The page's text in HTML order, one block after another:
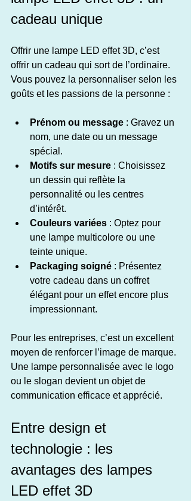
cadeau unique
Offrir une lampe LED effet 3D, c’est
offrir un cadeau qui sort de l’ordinaire.
Vous pouvez la personnaliser selon les
goûts et les passions de la personne :
Prénom ou message : Gravez un
nom, une date ou un message
spécial.
Motifs sur mesure : Choisissez
un dessin qui reflète la
personnalité ou les centres
d’intérêt.
Couleurs variées : Optez pour
une lampe multicolore ou une
teinte unique.
Packaging soigné : Présentez
votre cadeau dans un coffret
élégant pour un effet encore plus
impressionnant.
Pour les entreprises, c’est un excellent
moyen de renforcer l’image de marque.
Une lampe personnalisée avec le logo
ou le slogan devient un objet de
communication efficace et apprécié.
Entre design et
technologie : les
avantages des lampes
LED effet 3D